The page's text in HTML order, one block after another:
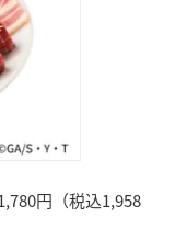
円（税込1,958